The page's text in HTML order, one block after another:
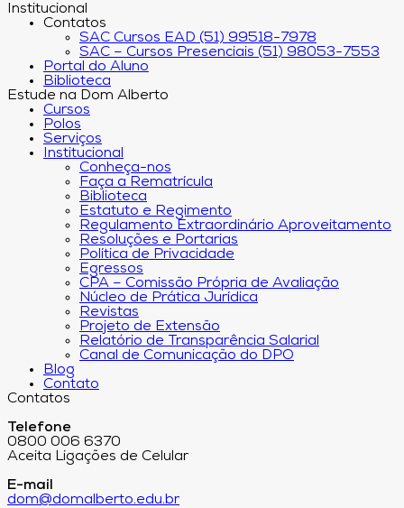
Institucional
Contatos
SAC Cursos EAD (51) 99518-7978
SAC – Cursos Presenciais (51) 98053-7553
Portal do Aluno
Biblioteca
Estude na Dom Alberto
Cursos
Polos
Serviços
Institucional
Conheça-nos
Faça a Rematrícula
Biblioteca
Estatuto e Regimento
Regulamento Extraordinário Aproveitamento
Resoluções e Portarias
Política de Privacidade
Egressos
CPA – Comissão Própria de Avaliação
Núcleo de Prática Jurídica
Revistas
Projeto de Extensão
Relatório de Transparência Salarial
Canal de Comunicação do DPO
Blog
Contato
Contatos
Telefone
0800 006 6370
Aceita Ligações de Celular
E-mail
dom@domalberto.edu.br